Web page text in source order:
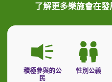
了解更多樂施會在
積極參與的公
民
性別公義